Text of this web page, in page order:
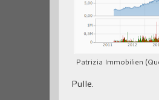
Patrizia Immobilien
Pulle.